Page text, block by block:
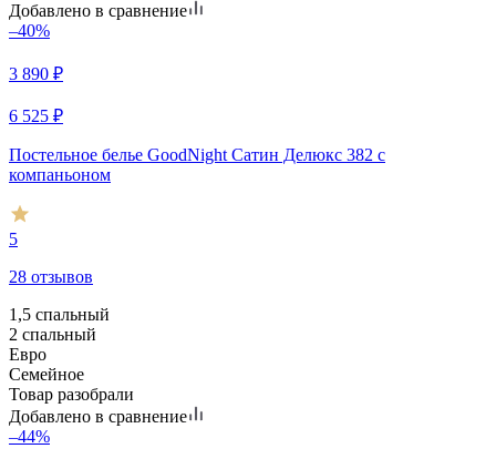
Добавлено в сравнение
–40%
3 890 ₽
6 525 ₽
Постельное белье GoodNight Сатин Делюкс 382 с
компаньоном
5
28 отзывов
1,5 спальный
2 спальный
Евро
Семейное
Товар разобрали
Добавлено в сравнение
–44%